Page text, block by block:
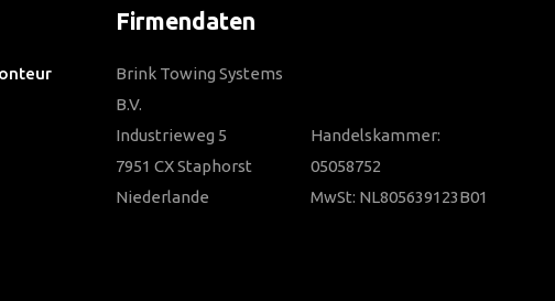
Firmendaten
Brink Towing Systems
B.V.
Industrieweg 5
7951 CX Staphorst
Niederlande
Handelskammer:
05058752
MwSt: NL805639123B01